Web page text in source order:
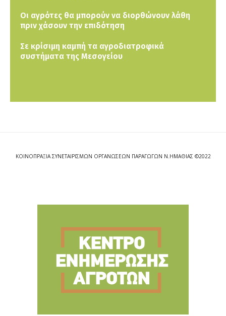
Οι αγρότες θα μπορούν να διορθώνουν λάθη
πριν χάσουν την επιδότηση
Σε κρίσιμη καμπή τα αγροδιατροφικά
συστήματα της Μεσογείου
ΚΟΙΝΟΠΡΑΞΙΑ ΣΥΝΕΤΑΙΡΙΣΜΩΝ ΟΡΓΑΝΩΣΕΩΝ ΠΑΡΑΓΩΓΩΝ Ν.ΗΜΑΘΙΑΣ ©2022